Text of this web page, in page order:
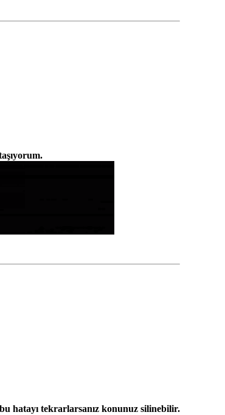
hatayı tekrarlarsanız konunuz silinebilir.